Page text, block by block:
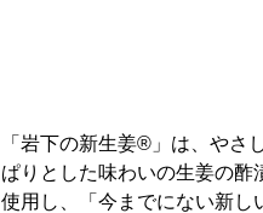
「岩下の新生姜®」は、やさ
ぱりとした味わいの生姜の
使用し、「今までにない新し